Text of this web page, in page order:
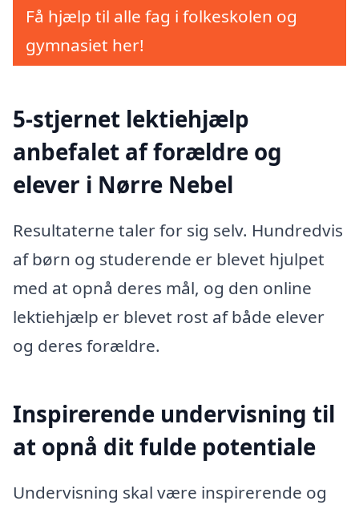
Få hjælp til alle fag i folkeskolen og
gymnasiet her!
5-stjernet lektiehjælp
anbefalet af forældre og
elever i Nørre Nebel
Resultaterne taler for sig selv. Hundredvis
af børn og studerende er blevet hjulpet
med at opnå deres mål, og den online
lektiehjælp er blevet rost af både elever
og deres forældre.
Inspirerende undervisning til
at opnå dit fulde potentiale
Undervisning skal være inspirerende og